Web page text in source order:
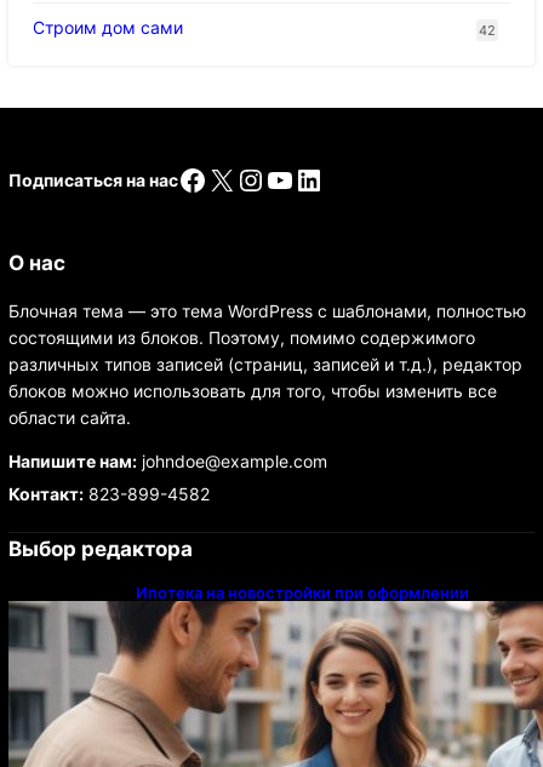
Строим дом сами 42
Подписаться на насFacebook
X Instagram
YouTube
LinkedIn
О нас
Блочная тема — это тема WordPress с шаблонами, полностью
состоящими из блоков. Поэтому, помимо содержимого
различных типов записей (страниц, записей и т.д.), редактор
блоков можно использовать для того, чтобы изменить все
области сайта.
Напишите нам:johndoe@example.com
Контакт:823-899-4582
Выбор редактора
Ипотека на новостройки при оформлении
напрямую у застройщика